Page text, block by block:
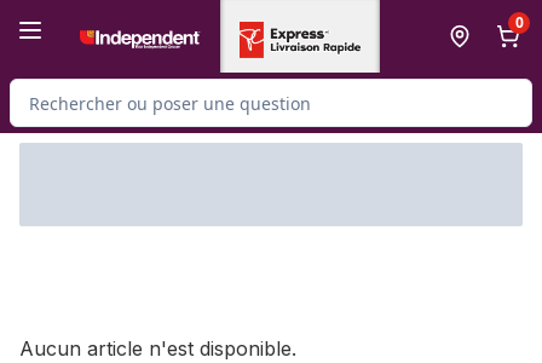
0
Rechercher des produits
Aucun article n'est disponible.